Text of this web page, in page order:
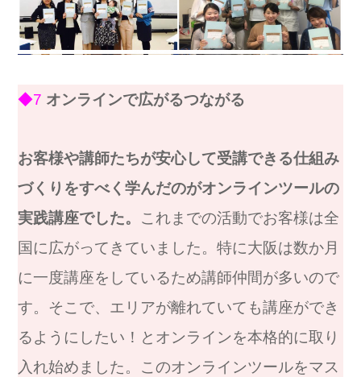
◆7 オンラインで広がるつながる
お客様や講師たちが安心して受講できる仕組み
づくりをすべく学んだのがオンラインツールの
実践講座でした。 これまでの活動でお客様は全
国に広がってきていました。特に大阪は数か月
に一度講座をしているため講師仲間が多いので
す。そこで、エリアが離れていても講座ができ
るようにしたい！とオンラインを本格的に取り
入れ始めました。このオンラインツールをマス